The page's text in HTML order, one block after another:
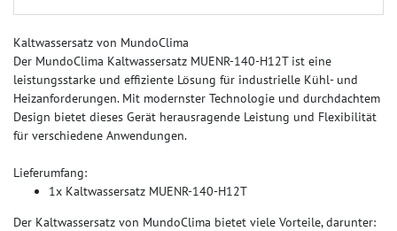
Kaltwassersatz von MundoClima
Der MundoClima Kaltwassersatz MUENR-140-H12T ist eine
leistungsstarke und effiziente Lösung für industrielle Kühl- und
Heizanforderungen. Mit modernster Technologie und durchdachtem
Design bietet dieses Gerät herausragende Leistung und Flexibilität
für verschiedene Anwendungen.
Lieferumfang:
1x Kaltwassersatz MUENR-140-H12T
Der Kaltwassersatz von MundoClima bietet viele Vorteile, darunter: